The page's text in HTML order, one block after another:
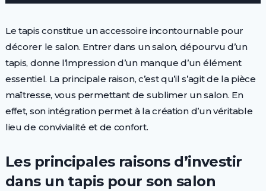
Le tapis constitue un accessoire incontournable pour
décorer le salon. Entrer dans un salon, dépourvu d’un
tapis, donne l’impression d’un manque d’un élément
essentiel. La principale raison, c’est qu’il s’agit de la pièce
maîtresse, vous permettant de sublimer un salon. En
effet, son intégration permet à la création d’un véritable
lieu de convivialité et de confort.
Les principales raisons d’investir
dans un tapis pour son salon